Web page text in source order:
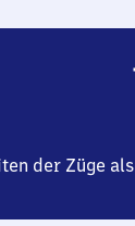
der Züge als